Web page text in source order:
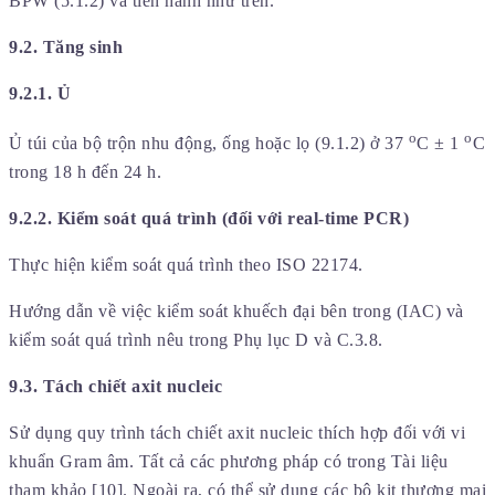
9.2. Tăng sinh
9.2.1. Ủ
Ủ túi của bộ trộn nhu động, ống hoặc lọ (9.1.2) ở 37 oC ± 1 oC
trong 18 h đến 24 h.
9.2.2. Kiểm soát quá trình (đối với real-time PCR)
Thực hiện kiểm soát quá trình theo ISO 22174.
Hướng dẫn về việc kiểm soát khuếch đại bên trong (IAC) và
kiểm soát quá trình nêu trong Phụ lục D và C.3.8.
9.3. Tách chiết axit nucleic
Sử dụng quy trình tách chiết axit nucleic thích hợp đối với vi
khuẩn Gram âm. Tất cả các phương pháp có trong Tài liệu
tham khảo [10]. Ngoài ra, có thể sử dụng các bộ kit thương mại